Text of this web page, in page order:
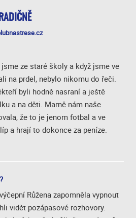
ze staré školy a když jsme ve
na prdel, nebylo nikomu do řeči.
byli hodně nasraní a ještě
a na děti. Marně nám naše
že to je jenom fotbal a ve
a hrají to dokonce za peníze.
Růžena zapomněla vypnout
vidět pozápasové rozhovory.